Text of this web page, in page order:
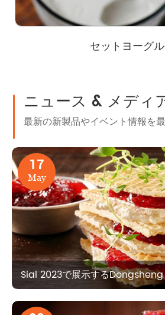
セットヨーグ
ニュース & メディ
最新の新製品やイベント情報を
17
May
Sial 2023で展示する